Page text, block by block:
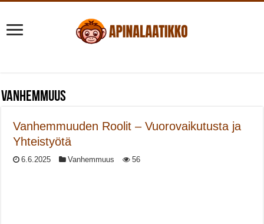
Vanhemmuus
Vanhemmuuden Roolit – Vuorovaikutusta ja
Yhteistyötä
6.6.2025 Vanhemmuus 56